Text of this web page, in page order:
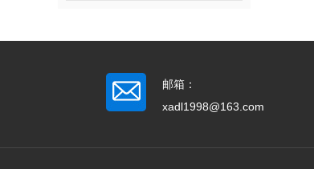
邮箱：
xadl1998@163.com